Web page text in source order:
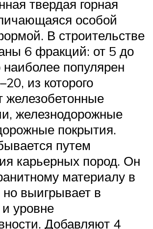
твердая горная
особой
В строительстве
6 фракций: от 5 до
популярен
из которого
железобетонные
железнодорожные
покрытия.
путем
карьерных пород. Он
материалу в
но выигрывает в
уровне
Добавляют 4